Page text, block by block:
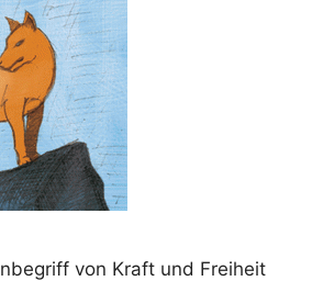
von Kraft und Freiheit